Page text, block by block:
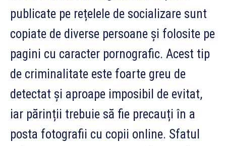
publicate pe rețelele de socializare sunt
copiate de diverse persoane și folosite pe
pagini cu caracter pornografic. Acest tip
de criminalitate este foarte greu de
detectat și aproape imposibil de evitat,
iar părinții trebuie să fie precauți în a
posta fotografii cu copii online. Sfatul